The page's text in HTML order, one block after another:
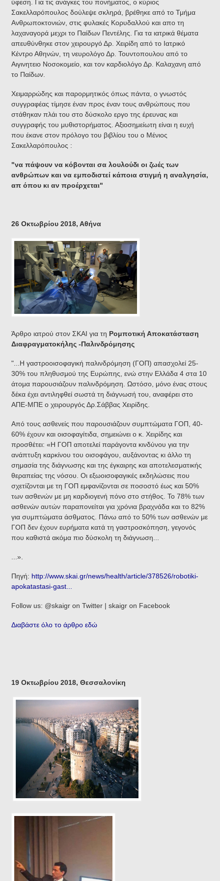
ύφεση. Για τις ανάγκες του πονήματος, ο κύριος
Σακελλαρόπουλος δούλεψε σκληρά, βρέθηκε από το Τμήμα
Ανθρωποκτονιών, στις φυλακές Κορυδαλλού και απο τη
λαχαναγορά μεχρι το Παίδων Πεντέλης. Για τα ιατρικά θέματα
απευθύνθηκε στον χειρουργό Δρ. Χειρίδη από το Ιατρικό
Κέντρο Αθηνών, τη νευρολόγο Δρ. Τουντοπουλου από το
Αιγινητειο Νοσοκομείο, και τον καρδιολόγο Δρ. Καλαχανη από
το Παίδων.
Χειμαρρώδης και παρορμητικός όπως πάντα, ο γνωστός
συγγραφέας τίμησε έναν προς έναν τους ανθρώπους που
στάθηκαν πλάι του στο δύσκολο εργο της έρευνας και
συγγραφής του μυθιστορήματος. Αξιοσημείωτη είναι η ευχή
που έκανε στον πρόλογο του βιβλίου του ο Μένιος
Σακελλαρόπουλος :
"να πάψουν να κόβονται σα λουλούδι οι ζωές των
ανθρώπων και να εμποδιστεί κάποια στιγμή η αναλγησία,
απ όπου κι αν προέρχεται"
26 Οκτωβρίου 2018, Αθήνα
Άρθρο ιατρού στον ΣΚΑΙ για τη Ρομποτική Αποκατάσταση
Διαφραγματοκήλης -Παλινδρόμησης
"...Η γαστροοισοφαγική παλινδρόμηση (ΓΟΠ) απασχολεί 25-
30% του πληθυσμού της Ευρώπης, ενώ στην Ελλάδα 4 στα 10
άτομα παρουσιάζουν παλινδρόμηση. Ωστόσο, μόνο ένας στους
δέκα έχει αντιληφθεί σωστά τη διάγνωσή του, αναφέρει στο
ΑΠΕ-ΜΠΕ ο χειρουργός Δρ.Σάββας Χειρίδης.
Από τους ασθενείς που παρουσιάζουν συμπτώματα ΓΟΠ, 40-
60% έχουν και οισοφαγίτιδα, σημειώνει ο κ. Χειρίδης και
προσθέτει: «Η ΓΟΠ αποτελεί παράγοντα κινδύνου για την
ανάπτυξη καρκίνου του οισοφάγου, αυξάνοντας κι άλλο τη
σημασία της διάγνωσης και της έγκαιρης και αποτελεσματικής
θεραπείας της νόσου. Οι εξωοισοφαγικές εκδηλώσεις που
σχετίζονται με τη ΓΟΠ εμφανίζονται σε ποσοστό έως και 50%
των ασθενών με μη καρδιογενή πόνο στο στήθος. Το 78% των
ασθενών αυτών παραπονείται για χρόνια βραχνάδα και το 82%
για συμπτώματα άσθματος. Πάνω από το 50% των ασθενών με
ΓΟΠ δεν έχουν ευρήματα κατά τη γαστροσκόπηση, γεγονός
που καθιστά ακόμα πιο δύσκολη τη διάγνωση...
...».
Πηγή: http://www.skai.gr/news/health/article/378526/robotiki-
apokatastasi-gast...
Follow us: @skaigr on Twitter | skaigr on Facebook
Διαβάστε όλο το άρθρο εδώ
19 Οκτωβρίου 2018, Θεσσαλονίκη